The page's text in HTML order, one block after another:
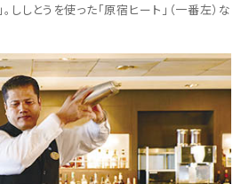
ししとうを使った「原宿ヒート」（一番左）な